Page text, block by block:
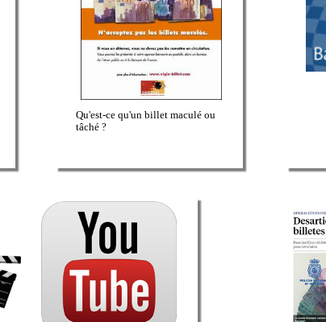
Qu'est-ce qu'un billet maculé ou
tâché ?